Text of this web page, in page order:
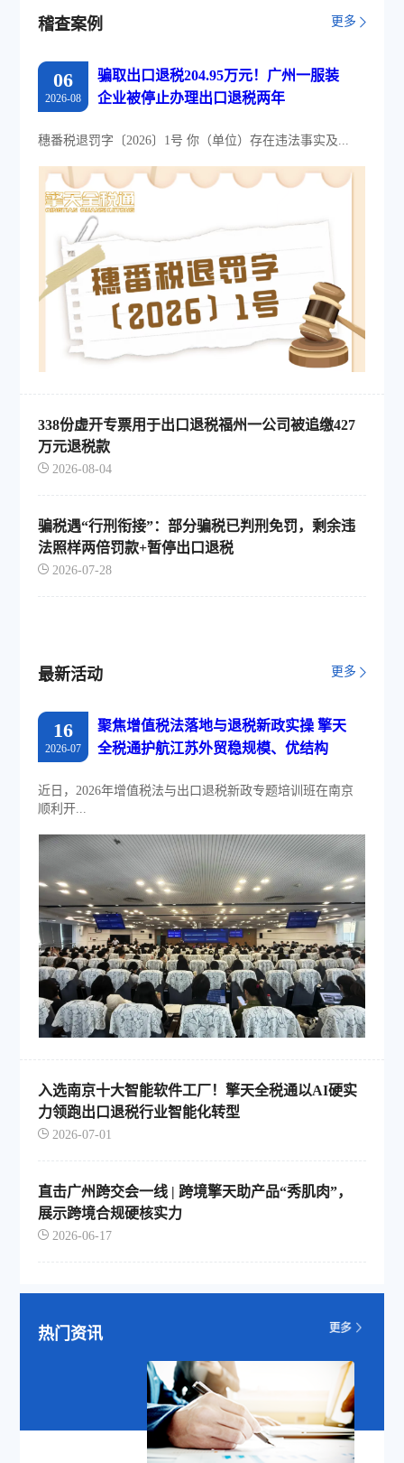
稽查案例 更多
06
2026-08
骗取出口退税204.95万元！广州一服装
企业被停止办理出口退税两年
穗番税退罚字〔2026〕1号 你（单位）存在违法事实及...
338份虚开专票用于出口退税福州一公司被追缴427
万元退税款
2026-08-04
骗税遇“行刑衔接”：部分骗税已判刑免罚，剩余违
法照样两倍罚款+暂停出口退税
2026-07-28
最新活动 更多
16
2026-07
聚焦增值税法落地与退税新政实操 擎天
全税通护航江苏外贸稳规模、优结构
近日，2026年增值税法与出口退税新政专题培训班在南京
顺利开...
入选南京十大智能软件工厂！擎天全税通以AI硬实
力领跑出口退税行业智能化转型
2026-07-01
直击广州跨交会一线 | 跨境擎天助产品“秀肌肉”，
展示跨境合规硬核实力
2026-06-17
热门资讯